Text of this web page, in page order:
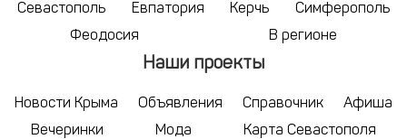
Севастополь Евпатория Керчь
Симферополь
Феодосия
В регионе
Наши проекты
Новости Крыма Объявления Справочник
Афиша
Вечеринки
Мода Карта Севастополя